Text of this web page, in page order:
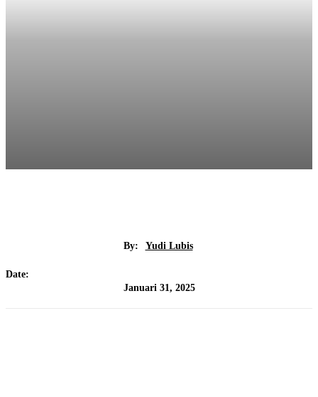
By: Yudi Lubis
Date:
Januari 31, 2025